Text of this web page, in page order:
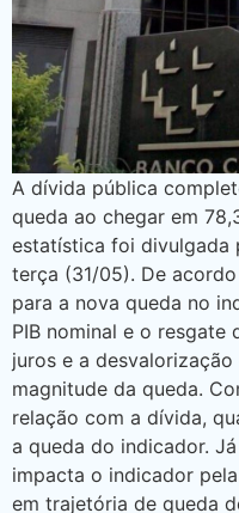
A dívida pública
queda ao chegar em
estatística foi divulgada
terça (31/05). De
para a nova queda no
PIB nominal e o
juros e a
magnitude da queda.
relação com a dívida,
a queda do indicador.
impacta o indicador
em trajetória de queda